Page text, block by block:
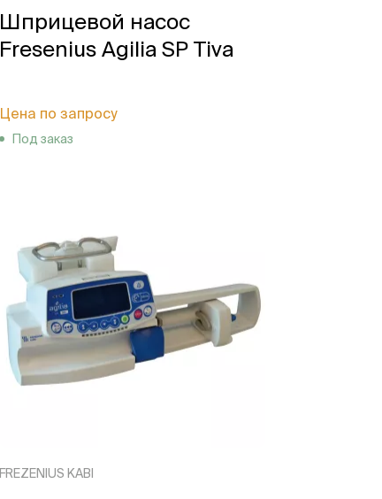
Шприцевой насос
Fresenius Agilia SP Tiva
Цена по запросу
Под заказ
FREZENIUS KABI